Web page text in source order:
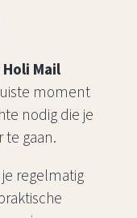
Mail
moment
nodig die je
gaan.
regelmatig